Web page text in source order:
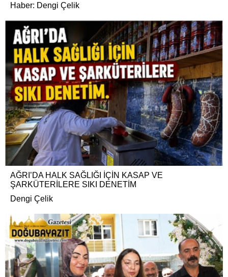
Haber: Dengi Çelik
AĞRI’DA HALK SAĞLIĞI İÇİN KASAP VE
ŞARKÜTERİLERE SIKI DENETİM
Dengi Çelik